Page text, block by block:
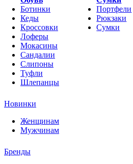
Ботинки
Кеды
Кроссовки
Лоферы
Мокасины
Сандалии
Слипоны
Туфли
Шлепанцы
Портфели
Рюкзаки
Сумки
Новинки
Женщинам
Мужчинам
Бренды